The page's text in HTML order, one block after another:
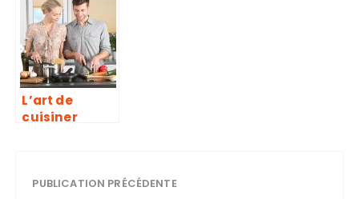
L’art de
cuisiner
PUBLICATION PRÉCÉDENTE